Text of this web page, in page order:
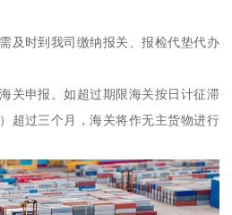
及时到我司缴纳报关、报检代垫代办
关申报。如超过期限海关按日计征滞
超过三个月，海关将作无主货物进行